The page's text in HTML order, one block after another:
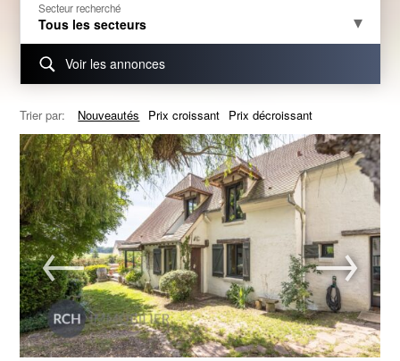
Secteur recherché
Tous les secteurs
Voir les annonces
Trier par: Nouveautés Prix croissant Prix décroissant